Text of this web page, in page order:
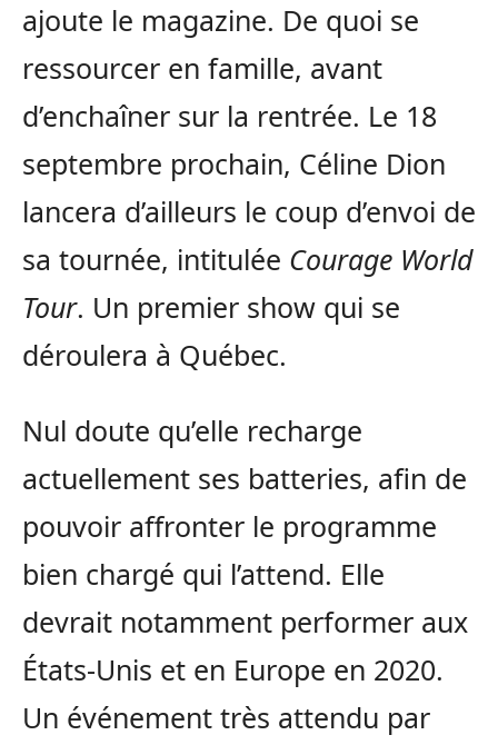
ajoute le magazine. De quoi se
ressourcer en famille, avant
d’enchaîner sur la rentrée. Le 18
septembre prochain, Céline Dion
lancera d’ailleurs le coup d’envoi de
sa tournée, intitulée Courage World
Tour. Un premier show qui se
déroulera à Québec.
Nul doute qu’elle recharge
actuellement ses batteries, afin de
pouvoir affronter le programme
bien chargé qui l’attend. Elle
devrait notamment performer aux
États-Unis et en Europe en 2020.
Un événement très attendu par